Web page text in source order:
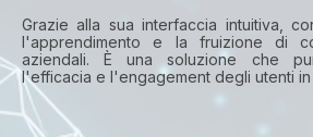
Grazie alla sua interfaccia intuitiva,
l'apprendimento e la fruizione di
aziendali. È una soluzione che
l'efficacia e l'engagement degli utenti in